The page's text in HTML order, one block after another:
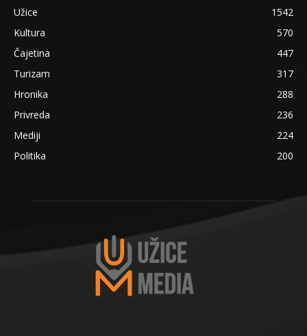
Užice
1542
Kultura
570
Čajetina
447
Turizam
317
Hronika
288
Privreda
236
Mediji
224
Politika
200